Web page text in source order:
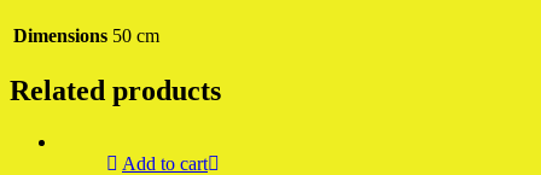
Dimensions 50 cm
Related products
Add to cart